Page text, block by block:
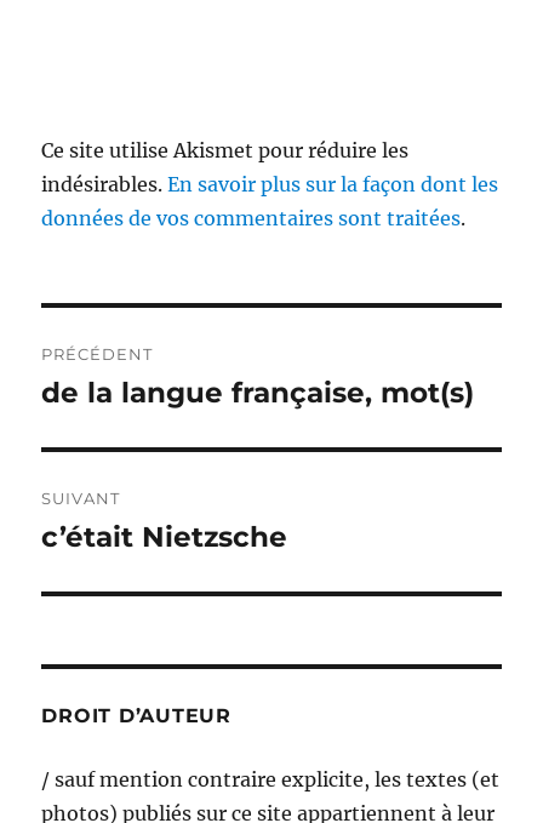
Ce site utilise Akismet pour réduire les
indésirables.En savoir plus sur la façon dont les
données de vos commentaires sont traitées.
de
PRÉCÉDENT
Publication
de la langue française, mot(s)
SUIVANT
Publication
c’était Nietzsche
DROIT D’AUTEUR
/ sauf mention contraire explicite, les textes (et
photos) publiés sur ce site appartiennent à leur